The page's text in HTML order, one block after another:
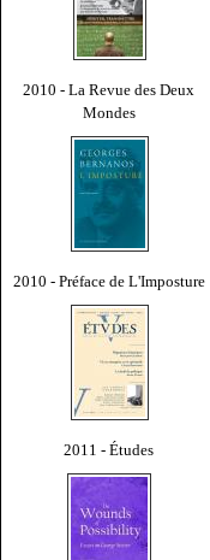
2010 - La Revue des Deux
Mondes
2010 - Préface de L'Imposture
2011 - Études